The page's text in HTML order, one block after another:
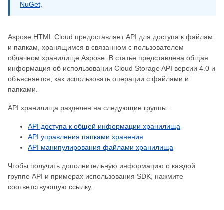
NuGet
Aspose.HTML Cloud предоставляет API для доступа к файлам
и папкам, хранящимся в связанном с пользователем
облачном хранилище Aspose. В статье представлена ​​общая
информация об использовании Cloud Storage API версии 4.0 и
объясняется, как использовать операции с файлами и
папками.
API хранилища разделен на следующие группы:
API доступа к общей информации хранилища
API управления папками хранения
API манипулирования файлами хранилища
Чтобы получить дополнительную информацию о каждой
группе API и примерах использования SDK, нажмите
соответствующую ссылку.